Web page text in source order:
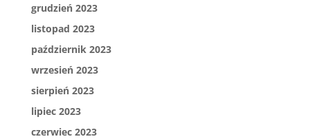
grudzień 2023
listopad 2023
październik 2023
wrzesień 2023
sierpień 2023
lipiec 2023
czerwiec 2023